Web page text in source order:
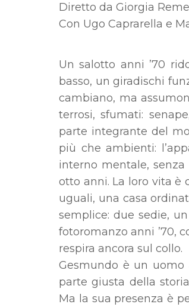
Diretto da Giorgia
Con Ugo Caprarella e
Un salotto anni ’70
basso, un giradischi
cambiano, ma
terrosi, sfumati:
parte integrante del
più che ambienti:
interno mentale,
otto anni. La loro vita è
uguali, una casa
semplice: due sedie,
fotoromanzo anni ’70,
respira ancora sul collo.
Gesmundo è un uomo
parte giusta della
Ma la sua presenza è